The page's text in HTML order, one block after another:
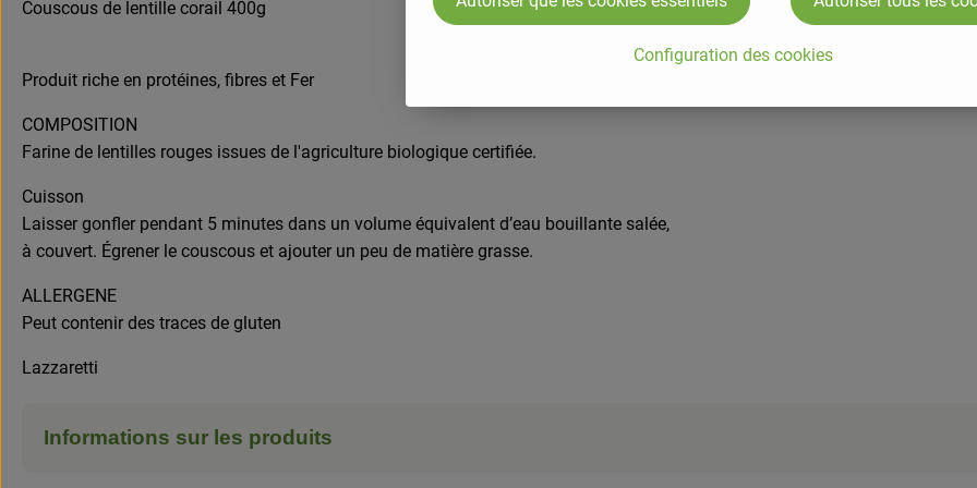
Couscous de lentille corail 400g
Produit riche en protéines, fibres et Fer
COMPOSITION
Farine de lentilles rouges issues de l'agriculture biologique certifiée.
Cuisson
Laisser gonfler pendant 5 minutes dans un volume équivalent d’eau bouillante salée,
à couvert. Égrener le couscous et ajouter un peu de matière grasse.
ALLERGENE
Peut contenir des traces de gluten
Lazzaretti
Informations sur les produits
Configuration des cookies